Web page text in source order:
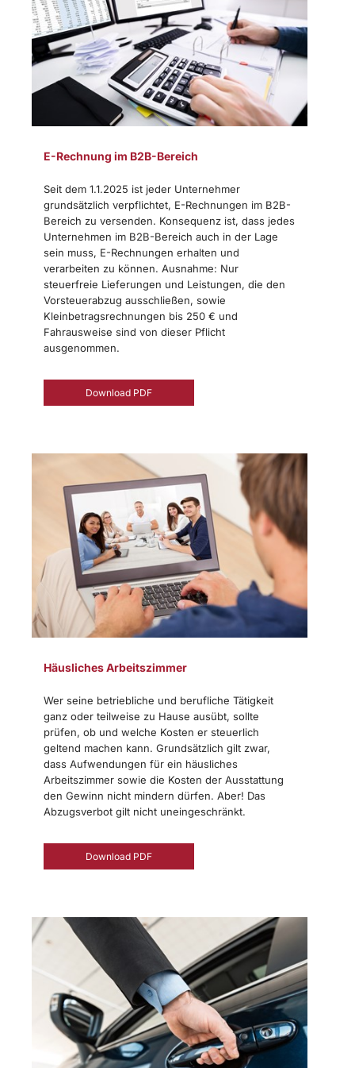
E-Rechnung im B2B-Bereich
Seit dem 1.1.2025 ist jeder Unternehmer
grundsätzlich verpflichtet, E-Rechnungen im B2B-
Bereich zu versenden. Konsequenz ist, dass jedes
Unternehmen im B2B-Bereich auch in der Lage
sein muss, E-Rechnungen erhalten und
verarbeiten zu können. Ausnahme: Nur
steuerfreie Lieferungen und Leistungen, die den
Vorsteuerabzug ausschließen, sowie
Kleinbetragsrechnungen bis 250 € und
Fahrausweise sind von dieser Pflicht
ausgenommen.
Download PDF
Häusliches Arbeitszimmer
Wer seine betriebliche und berufliche Tätigkeit
ganz oder teilweise zu Hause ausübt, sollte
prüfen, ob und welche Kosten er steuerlich
geltend machen kann. Grundsätzlich gilt zwar,
dass Aufwendungen für ein häusliches
Arbeitszimmer sowie die Kosten der Ausstattung
den Gewinn nicht mindern dürfen. Aber! Das
Abzugsverbot gilt nicht uneingeschränkt.
Download PDF